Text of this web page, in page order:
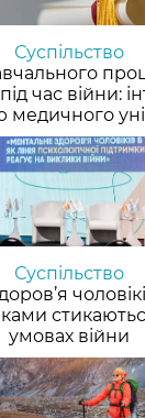
Суспільство
час війни:
медичного
Суспільство
умовах війни